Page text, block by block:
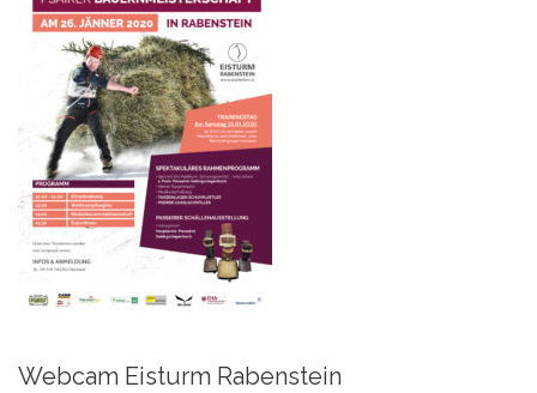
Webcam Eisturm Rabenstein